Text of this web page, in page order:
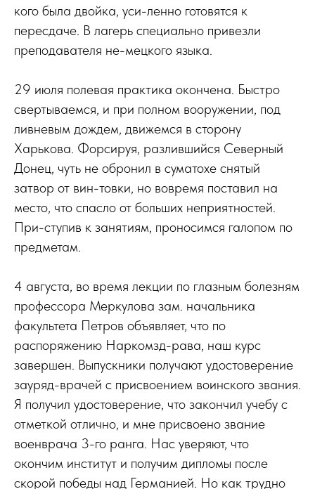
кого была двойка, уси-ленно готовятся к
пересдаче. В лагерь специально привезли
преподавателя не-мецкого языка.
29 июля полевая практика окончена. Быстро
свертываемся, и при полном вооружении, под
ливневым дождем, движемся в сторону
Харькова. Форсируя, разлившийся Северный
Донец, чуть не обронил в суматохе снятый
затвор от вин-товки, но вовремя поставил на
место, что спасло от больших неприятностей.
При-ступив к занятиям, проносимся галопом по
предметам.
4 августа, во время лекции по глазным болезням
профессора Меркулова зам. начальника
факультета Петров объявляет, что по
распоряжению Наркомзд-рава, наш курс
завершен. Выпускники получают удостоверение
зауряд-врачей с присвоением воинского звания.
Я получил удостоверение, что закончил учебу с
отметкой отлично, и мне присвоено звание
военврача 3-го ранга. Нас уверяют, что
окончим институт и получим дипломы после
скорой победы над Германией. Но как трудно